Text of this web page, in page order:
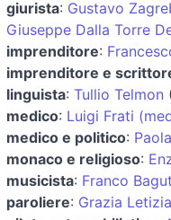
giurista: Gustavo
Giuseppe Dalla Torre
imprenditore:
imprenditore e
linguista: Tullio Telmon
medico: Luigi Frati
medico e politico:
monaco e religioso:
musicista: Franco
paroliere: Grazia